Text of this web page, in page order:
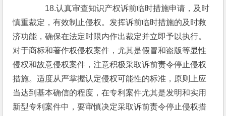
18.认真审查知识产权诉前临时措施申请，及时
慎重裁定，有效制止侵权。发挥诉前临时措施的及时救
济功能，确保在法定时限内作出裁定并立即予以执行。
对于商标和著作权侵权案件，尤其是假冒和盗版等显性
侵权和故意侵权案件，注意积极采取诉前责令停止侵权
措施。适度从严掌握认定侵权可能性的标准，原则上应
当达到基本确信的程度，在专利案件尤其是发明和实用
新型专利案件中，要审慎决定采取诉前责令停止侵权措